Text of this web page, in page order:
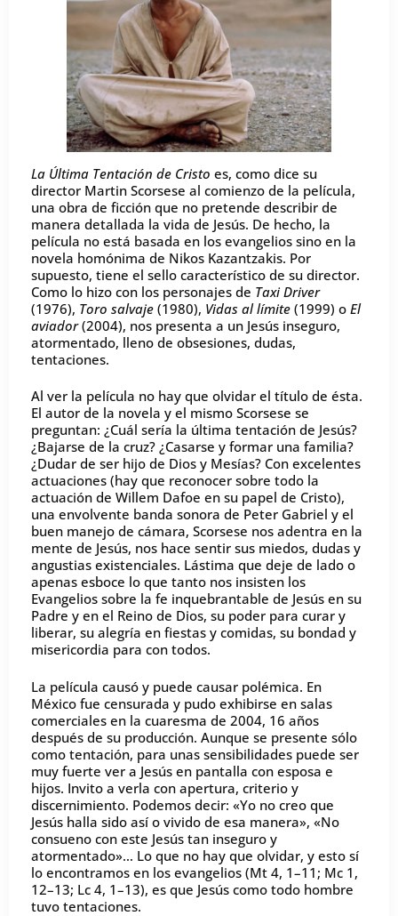
La Última Tentación de Cristo es, como dice su
director Martin Scorsese al comienzo de la película,
una obra de ficción que no pretende describir de
manera detallada la vida de Jesús. De hecho, la
película no está basada en los evangelios sino en la
novela homónima de Nikos Kazantzakis. Por
supuesto, tiene el sello característico de su director.
Como lo hizo con los personajes de Taxi Driver
(1976), Toro salvaje (1980), Vidas al límite (1999) o El
aviador(2004), nos presenta a un Jesús inseguro,
atormentado, lleno de obsesiones, dudas,
tentaciones.
Al ver la película no hay que olvidar el título de ésta.
El autor de la novela y el mismo Scorsese se
preguntan: ¿Cuál sería la última tentación de Jesús?
¿Bajarse de la cruz? ¿Casarse y formar una familia?
¿Dudar de ser hijo de Dios y Mesías? Con excelentes
actuaciones (hay que reconocer sobre todo la
actuación de Willem Dafoe en su papel de Cristo),
una envolvente banda sonora de Peter Gabriel y el
buen manejo de cámara, Scorsese nos adentra en la
mente de Jesús, nos hace sentir sus miedos, dudas y
angustias existenciales. Lástima que deje de lado o
apenas esboce lo que tanto nos insisten los
Evangelios sobre la fe inquebrantable de Jesús en su
Padre y en el Reino de Dios, su poder para curar y
liberar, su alegría en fiestas y comidas, su bondad y
misericordia para con todos.
La película causó y puede causar polémica. En
México fue censurada y pudo exhibirse en salas
comerciales en la cuaresma de 2004, 16 años
después de su producción. Aunque se presente sólo
como tentación, para unas sensibilidades puede ser
muy fuerte ver a Jesús en pantalla con esposa e
hijos. Invito a verla con apertura, criterio y
discernimiento. Podemos decir: «Yo no creo que
Jesús halla sido así o vivido de esa manera», «No
consueno con este Jesús tan inseguro y
atormentado»… Lo que no hay que olvidar, y esto sí
lo encontramos en los evangelios (Mt 4, 1–11; Mc 1,
12–13; Lc 4, 1–13), es que Jesús como todo hombre
tuvo tentaciones.